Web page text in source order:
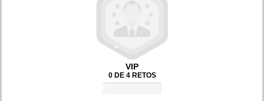
VIP
0 DE 4 RETOS